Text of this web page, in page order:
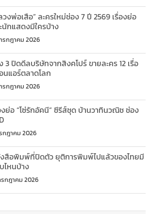
วงพ่อเสือ” ละครใหม่ช่อง 7 ปี 2569 เรื่องย่อ
นักแสดงมีใครบ้าง
รกฎาคม 2026
3 ปิดดีลบริษัทจากสิงคโปร์ ขายละคร 12 เรื่อ
นแอร์ตลาดโลก
รกฎาคม 2026
งย่อ “โซ่รักอัคนี” ซีรีส์ชุด บ้านวาทินวณิช ช่อง
กฎาคม 2026
สือพิมพ์ที่ปิดตัว ยุติการพิมพ์ไปแล้วของไทยมี
ไหนบ้าง
รกฎาคม 2026